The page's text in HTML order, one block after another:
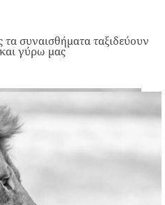
συναισθήματα ταξιδεύουν
γύρω μας